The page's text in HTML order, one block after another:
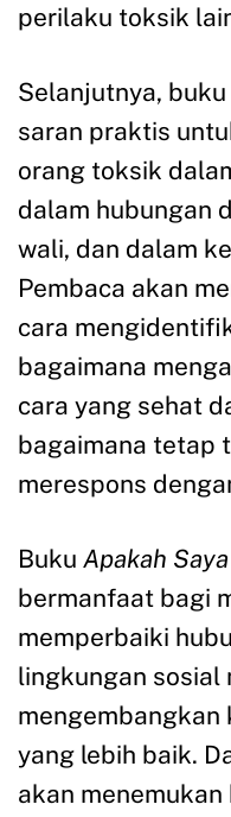
perilaku toksik
Selanjutnya,
saran praktis
orang toksik
dalam hubungan
wali, dan dalam
Pembaca akan
cara
bagaimana
cara yang sehat
bagaimana tetap
merespons
Buku Apakah
bermanfaat bagi
memperbaiki
lingkungan sosial
mengembangkan
yang lebih baik.
akan